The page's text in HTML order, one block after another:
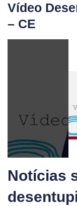
Vídeo
– CE
Notícias